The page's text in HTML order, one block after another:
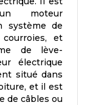
moteur
système de
et
de lève-
électrique
situé dans
et il est
de câbles ou